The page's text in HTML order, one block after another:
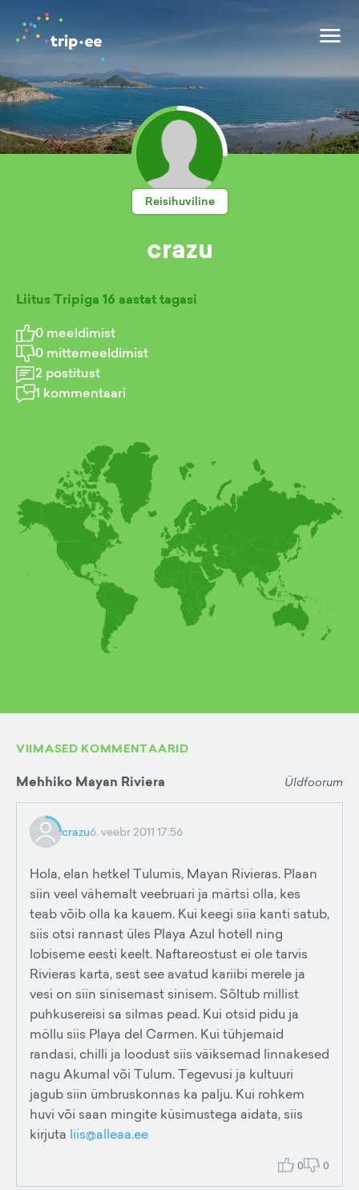
Reisihuviline
crazu
Liitus Tripiga 16 aastat tagasi
0 meeldimist
0 mittemeeldimist
2 postitust
1 kommentaari
VIIMASED KOMMENTAARID
Mehhiko Mayan Riviera Üldfoorum
crazu6. veebr 2011 17:56
Hola, elan hetkel Tulumis, Mayan Rivieras. Plaan
siin veel vähemalt veebruari ja märtsi olla, kes
teab võib olla ka kauem. Kui keegi siia kanti satub,
siis otsi rannast üles Playa Azul hotell ning
lobiseme eesti keelt. Naftareostust ei ole tarvis
Rivieras karta, sest see avatud kariibi merele ja
vesi on siin sinisemast sinisem. Sõltub millist
puhkusereisi sa silmas pead. Kui otsid pidu ja
möllu siis Playa del Carmen. Kui tühjemaid
randasi, chilli ja loodust siis väiksemad linnakesed
nagu Akumal või Tulum. Tegevusi ja kultuuri
jagub siin ümbruskonnas ka palju. Kui rohkem
huvi või saan mingite küsimustega aidata, siis
kirjuta liis@alleaa.ee
0 0